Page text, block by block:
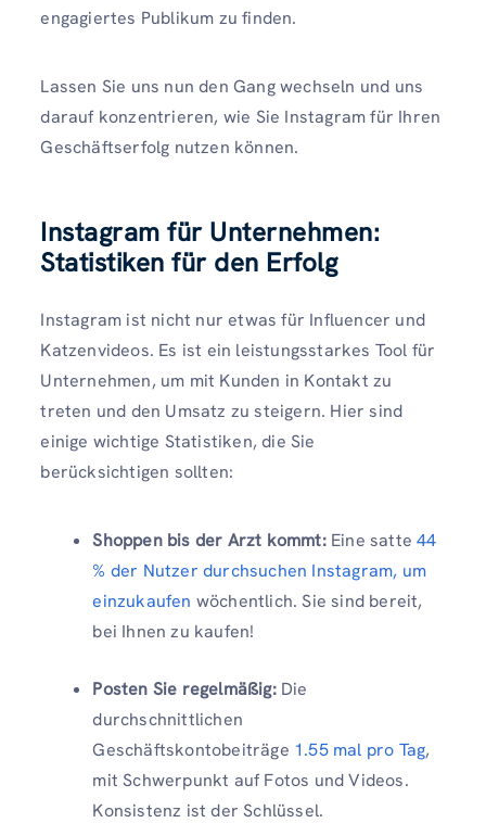
engagiertes Publikum zu finden.
Lassen Sie uns nun den Gang wechseln und uns
darauf konzentrieren, wie Sie Instagram für Ihren
Geschäftserfolg nutzen können.
Instagram für Unternehmen:
Statistiken für den Erfolg
Instagram ist nicht nur etwas für Influencer und
Katzenvideos. Es ist ein leistungsstarkes Tool für
Unternehmen, um mit Kunden in Kontakt zu
treten und den Umsatz zu steigern. Hier sind
einige wichtige Statistiken, die Sie
berücksichtigen sollten:
Shoppen bis der Arzt kommt:Eine satte44
% der Nutzer durchsuchen Instagram, um
einzukaufen wöchentlich. Sie sind bereit,
bei Ihnen zu kaufen!
Posten Sie regelmäßig:Die
durchschnittlichen
Geschäftskontobeiträge 1.55 mal pro Tag,
mit Schwerpunkt auf Fotos und Videos.
Konsistenz ist der Schlüssel.